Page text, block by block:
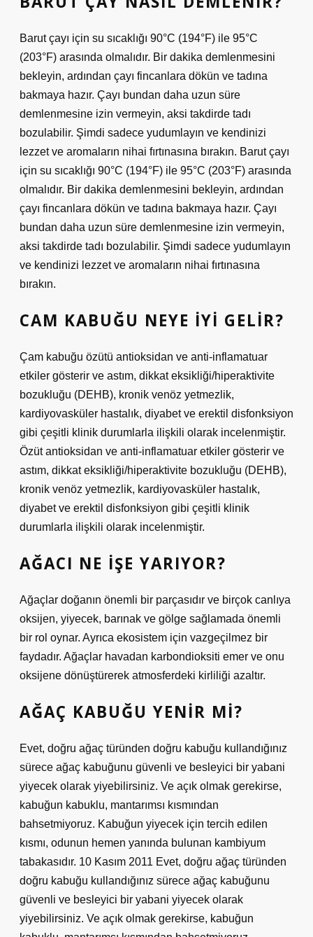
Barut çayı için su sıcaklığı 90°C (194°F) ile 95°C
(203°F) arasında olmalıdır. Bir dakika demlenmesini
bekleyin, ardından çayı fincanlara dökün ve tadına
bakmaya hazır. Çayı bundan daha uzun süre
demlenmesine izin vermeyin, aksi takdirde tadı
bozulabilir. Şimdi sadece yudumlayın ve kendinizi
lezzet ve aromaların nihai fırtınasına bırakın. Barut çayı
için su sıcaklığı 90°C (194°F) ile 95°C (203°F) arasında
olmalıdır. Bir dakika demlenmesini bekleyin, ardından
çayı fincanlara dökün ve tadına bakmaya hazır. Çayı
bundan daha uzun süre demlenmesine izin vermeyin,
aksi takdirde tadı bozulabilir. Şimdi sadece yudumlayın
ve kendinizi lezzet ve aromaların nihai fırtınasına
bırakın.
CAM KABUĞU NEYE IYI GELIR?
Çam kabuğu özütü antioksidan ve anti-inflamatuar
etkiler gösterir ve astım, dikkat eksikliği/hiperaktivite
bozukluğu (DEHB), kronik venöz yetmezlik,
kardiyovasküler hastalık, diyabet ve erektil disfonksiyon
gibi çeşitli klinik durumlarla ilişkili olarak incelenmiştir.
Özüt antioksidan ve anti-inflamatuar etkiler gösterir ve
astım, dikkat eksikliği/hiperaktivite bozukluğu (DEHB),
kronik venöz yetmezlik, kardiyovasküler hastalık,
diyabet ve erektil disfonksiyon gibi çeşitli klinik
durumlarla ilişkili olarak incelenmiştir.
AĞACI NE IŞE YARIYOR?
Ağaçlar doğanın önemli bir parçasıdır ve birçok canlıya
oksijen, yiyecek, barınak ve gölge sağlamada önemli
bir rol oynar. Ayrıca ekosistem için vazgeçilmez bir
faydadır. Ağaçlar havadan karbondioksiti emer ve onu
oksijene dönüştürerek atmosferdeki kirliliği azaltır.
AĞAÇ KABUĞU YENIR MI?
Evet, doğru ağaç türünden doğru kabuğu kullandığınız
sürece ağaç kabuğunu güvenli ve besleyici bir yabani
yiyecek olarak yiyebilirsiniz. Ve açık olmak gerekirse,
kabuğun kabuklu, mantarımsı kısmından
bahsetmiyoruz. Kabuğun yiyecek için tercih edilen
kısmı, odunun hemen yanında bulunan kambiyum
tabakasıdır. 10 Kasım 2011 Evet, doğru ağaç türünden
doğru kabuğu kullandığınız sürece ağaç kabuğunu
güvenli ve besleyici bir yabani yiyecek olarak
yiyebilirsiniz. Ve açık olmak gerekirse, kabuğun